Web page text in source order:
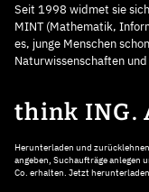
Seit 1998 widmet sie
MINT (Mathematik,
es, junge Menschen
Naturwissenschaften
think ING.
Herunterladen und
angeben, Suchaufträge anlegen
Co. erhalten. Jetzt